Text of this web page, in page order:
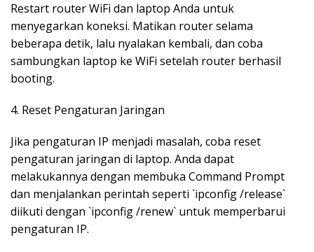
Restart router WiFi dan laptop Anda untuk
menyegarkan koneksi. Matikan router selama
beberapa detik, lalu nyalakan kembali, dan coba
sambungkan laptop ke WiFi setelah router berhasil
booting.
4. Reset Pengaturan Jaringan
Jika pengaturan IP menjadi masalah, coba reset
pengaturan jaringan di laptop. Anda dapat
melakukannya dengan membuka Command Prompt
dan menjalankan perintah seperti `ipconfig /release`
diikuti dengan `ipconfig /renew` untuk memperbarui
pengaturan IP.